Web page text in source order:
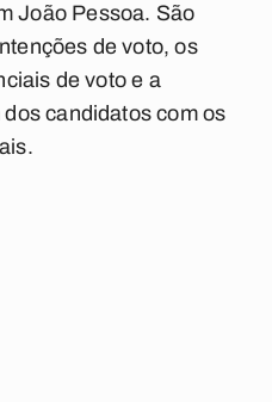
João Pessoa. São
de voto, os
de voto e a
candidatos com os